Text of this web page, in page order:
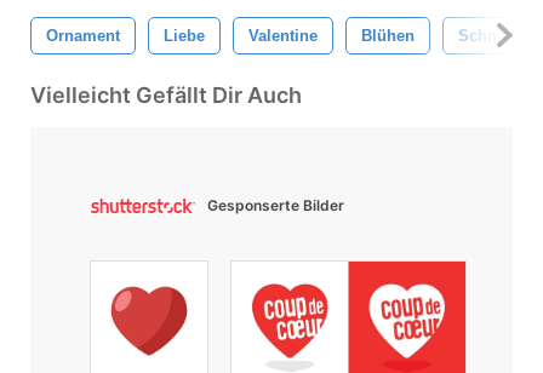
Ornament Liebe Valentine Blühen Schnörkel
Vielleicht Gefällt Dir Auch
Gesponserte Bilder